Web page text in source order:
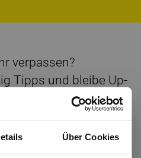
Über Cookies
verpassen?
Tipps und bleibe Up-
aufInstagramund Co.